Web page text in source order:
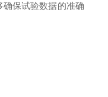
保试验数据的准确